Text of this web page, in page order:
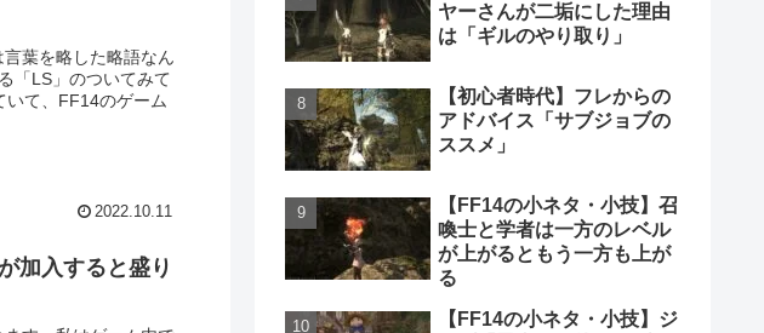
葉を略した略語なん
「LS」のついてみて
いて、FF14のゲーム
2022.10.11
加入すると盛り
ヤーさんが二垢にした理由
は「ギルのやり取り」
【初心者時代】フレからの
アドバイス「サブジョブの
ススメ」
【FF14の小ネタ・小技】召
喚士と学者は一方のレベル
が上がるともう一方も上が
る
【FF14の小ネタ・小技】ジ